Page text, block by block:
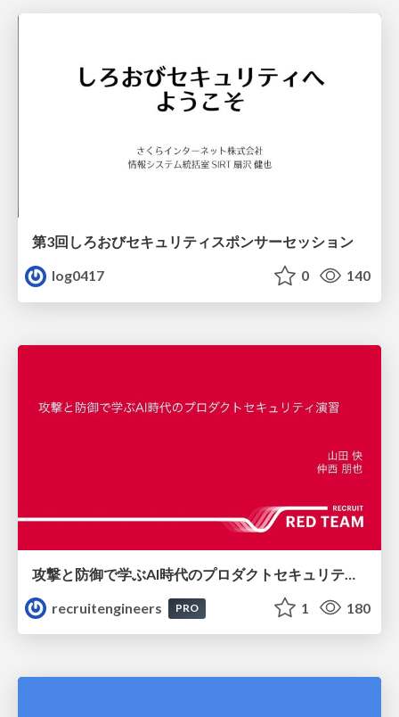
第3回しろおびセキュリティスポンサーセッション
log0417
0 140
recruitengineers
PRO 1 180